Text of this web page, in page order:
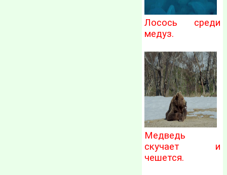
Лосось среди
медуз.
Медведь
скучает и
чешется.